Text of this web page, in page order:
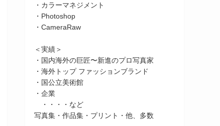
・カラーマネジメント
・Photoshop
・CameraRaw
＜実績＞
・国内海外の巨匠〜新進のプロ写真家
・海外トップ ファッションブランド
・国公立美術館
・企業
・・・・など
写真集・作品集・プリント・他、多数